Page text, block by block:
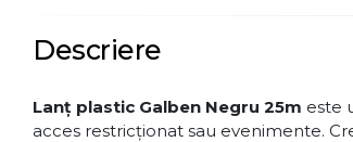
Descriere
Lanț plastic Galben Negru 25m este
acces restricționat sau evenimente.